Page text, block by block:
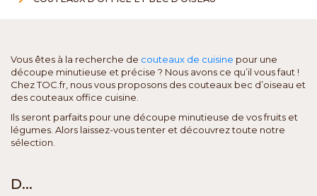
Vous êtes à la recherche de couteaux de cuisine pour une
découpe minutieuse et précise ? Nous avons ce qu’il vous faut !
Chez TOC.fr, nous vous proposons des couteaux bec d’oiseau et
des couteaux office cuisine.
Ils seront parfaits pour une découpe minutieuse de vos fruits et
légumes. Alors laissez-vous tenter et découvrez toute notre
sélection.
D...